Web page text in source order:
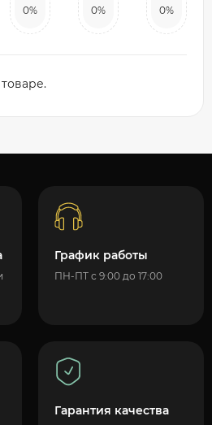
0% 0% 0%
График работы
ПН-ПТ с 9:00 до 17:00
Гарантия качества